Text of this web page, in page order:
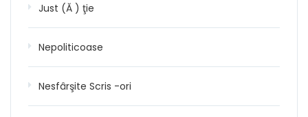
Just (Ă ) ţie
Nepoliticoase
Nesfârşite Scris -ori